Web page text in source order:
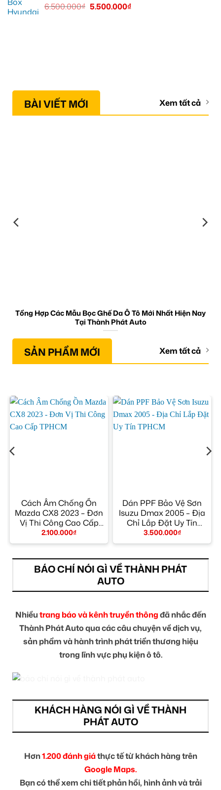
6.500.000₫ 5.500.000₫
BÀI VIẾT MỚI Xem tất cả
Tổng Hợp Các Mẫu Bọc Ghế Da Ô Tô Mới Nhất Hiện Nay
Tại Thành Phát Auto
SẢN PHẨM MỚI Xem tất cả
Cách Âm Chống Ồn
Mazda CX8 2023 – Đơn
Vị Thi Công Cao Cấp
TPHCM
2.100.000₫
Dán PPF Bảo Vệ Sơn
Isuzu Dmax 2005 – Địa
Chỉ Lắp Đặt Uy Tín
TPHCM
3.500.000₫
BÁO CHÍ NÓI GÌ VỀ THÀNH PHÁT
AUTO
Nhiềutrang báo và kênh truyền thôngđã nhắc đến
Thành Phát Auto qua các câu chuyện về dịch vụ,
sản phẩm và hành trình phát triển thương hiệu
trong lĩnh vực phụ kiện ô tô.
KHÁCH HÀNG NÓI GÌ VỀ THÀNH
PHÁT AUTO
Hơn1.200 đánh giáthực tế từ khách hàng trên
Google Maps.
Bạn có thể xem chi tiết phản hồi, hình ảnh và trải